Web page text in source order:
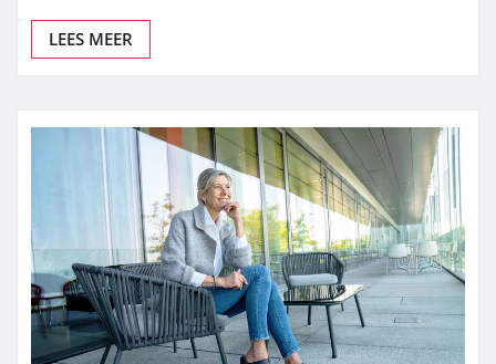
LEES MEER